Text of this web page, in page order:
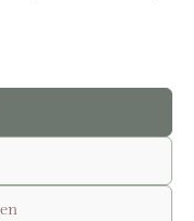
Akkerman
Alle rechten